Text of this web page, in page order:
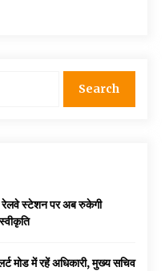
स्टेशन पर अब रुकेगी
में रहें अधिकारी, मुख्य सचिव